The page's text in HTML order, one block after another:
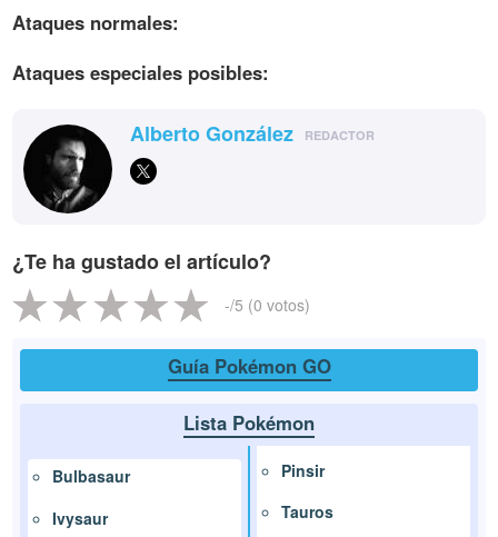
Ataques normales:
Ataques especiales posibles:
Alberto González REDACTOR
¿Te ha gustado el artículo?
-/5 (0 votos)
Guía Pokémon GO
Lista Pokémon
Bulbasaur
Ivysaur
Pinsir
Tauros